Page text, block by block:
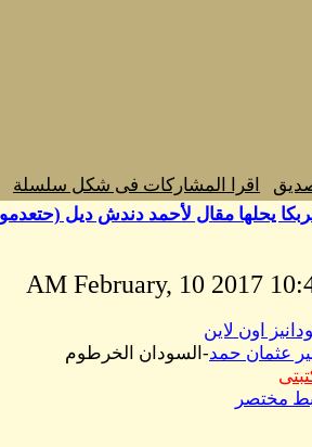
اقرا المشاركات فى شكل سلسلة
يحلها مقال لأحمد دندش ديل
10:42 AM
اون لاين
عثمان حمد-السودان الخرطوم
مختصر